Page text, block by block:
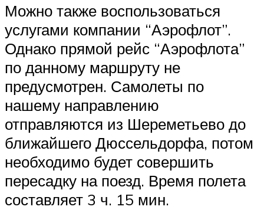
Можно также воспользоваться
услугами компании “Аэрофлот”.
Однако прямой рейс “Аэрофлота”
по данному маршруту не
предусмотрен. Самолеты по
нашему направлению
отправляются из Шереметьево до
ближайшего Дюссельдорфа, потом
необходимо будет совершить
пересадку на поезд. Время полета
составляет 3 ч. 15 мин.